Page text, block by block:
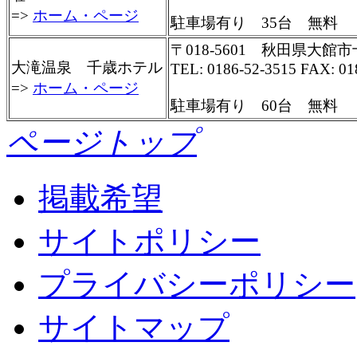
=> ホーム・ページ 駐車場有り 35台 無料
大滝温泉 千歳ホテル
=> ホーム・ページ
〒018-5601 秋田県大館市
TEL: 0186-52-3515 FAX:
駐車場有り 60台 無料
ページトップ
掲載希望
サイトポリシー
プライバシーポリシー
サイトマップ